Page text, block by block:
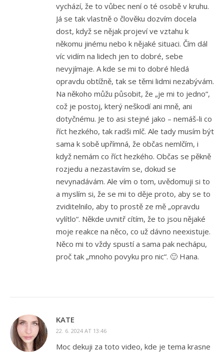
vychází, že to vůbec není o té osobě v kruhu.
Já se tak vlastně o člověku dozvím docela
dost, když se nějak projeví ve vztahu k
někomu jinému nebo k nějaké situaci. Čím dál
víc vidím na lidech jen to dobré, sebe
nevyjímaje. A kde se mi to dobré hledá
opravdu obtížně, tak se těmi lidmi nezabývám.
Na někoho můžu působit, že „je mi to jedno“,
což je postoj, který neškodí ani mně, ani
dotyčnému. Je to asi stejné jako – nemáš-li co
říct hezkého, tak radši mlč. Ale tady musím být
sama k sobě upřímná, že občas nemlčím, i
když nemám co říct hezkého. Občas se pěkně
rozjedu a nezastavím se, dokud se
nevynadávám. Ale vím o tom, uvědomuji si to
a myslím si, že se mi to děje proto, aby se to
zviditelnilo, aby to prostě ze mě „opravdu
vylítlo“. Někde uvnitř cítím, že to jsou nějaké
moje reakce na něco, co už dávno neexistuje.
Něco mi to vždy spustí a sama pak nechápu,
proč tak „mnoho povyku pro nic“. 🙂 Hana.
KATE
22. 6. 2024 AT 13:46
Moc dekuji za toto video, kde je tema krasne